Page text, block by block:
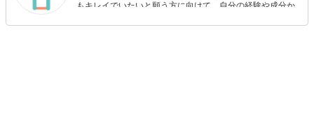
もキレイでいたいと願う方に向けて、自分の経験や成分か